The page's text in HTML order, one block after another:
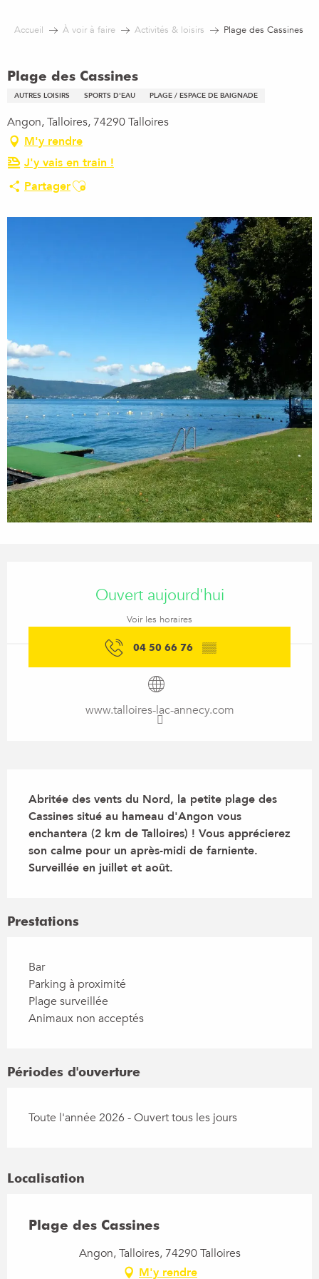
Accueil À voir à faire Activités & loisirs Plage des Cassines
Plage des Cassines
AUTRES LOISIRS SPORTS D'EAU PLAGE / ESPACE DE BAIGNADE
Angon, Talloires, 74290 Talloires
M'y rendre
J'y vais en train !
PartagerAjouter aux favoris
Ouvert aujourd'hui
Voir les horaires
04 50 66 76 ▒▒
www.talloires-lac-annecy.com
Abritée des vents du Nord, la petite plage des
Cassines situé au hameau d'Angon vous
enchantera (2 km de Talloires) ! Vous apprécierez
son calme pour un après-midi de farniente.
Surveillée en juillet et août.
Prestations
Bar
Parking à proximité
Plage surveillée
Animaux non acceptés
Périodes d'ouverture
Toute l'année 2026 - Ouvert tous les jours
Localisation
Plage des Cassines
Angon, Talloires, 74290 Talloires
M'y rendre